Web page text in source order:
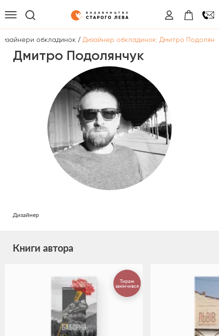
обкладинок / Дизайнер обкладинок: Дмитро
Дмитро Подолянчук
Дизайнер
Книги автора
Тираж
закінчився